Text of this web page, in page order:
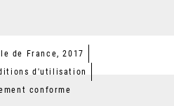
de France, 2017
d'utilisation
conforme